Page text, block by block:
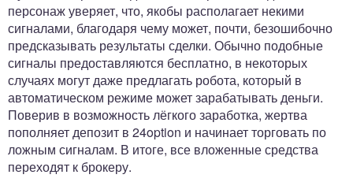
персонаж уверяет, что, якобы располагает некими
сигналами, благодаря чему может, почти, безошибочно
предсказывать результаты сделки. Обычно подобные
сигналы предоставляются бесплатно, в некоторых
случаях могут даже предлагать робота, который в
автоматическом режиме может зарабатывать деньги.
Поверив в возможность лёгкого заработка, жертва
пополняет депозит в 24option и начинает торговать по
ложным сигналам. В итоге, все вложенные средства
переходят к брокеру.